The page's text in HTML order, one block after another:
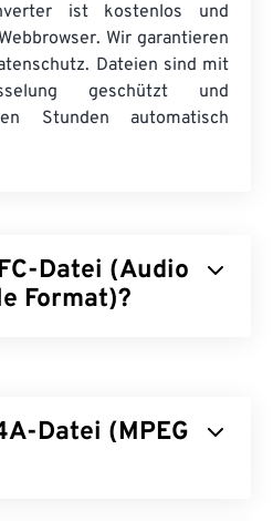
ist kostenlos und
Wir garantieren
Dateien sind mit
geschützt und
Stunden automatisch
Datei (Audio
Format)?
zu speichern.
AIFC und AIFF werden
Datei (MPEG